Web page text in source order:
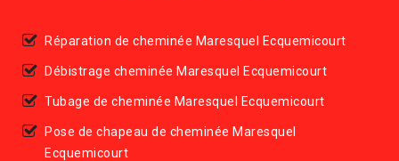
Réparation de cheminée Maresquel Ecquemicourt
Débistrage cheminée Maresquel Ecquemicourt
Tubage de cheminée Maresquel Ecquemicourt
Pose de chapeau de cheminée Maresquel
Ecquemicourt